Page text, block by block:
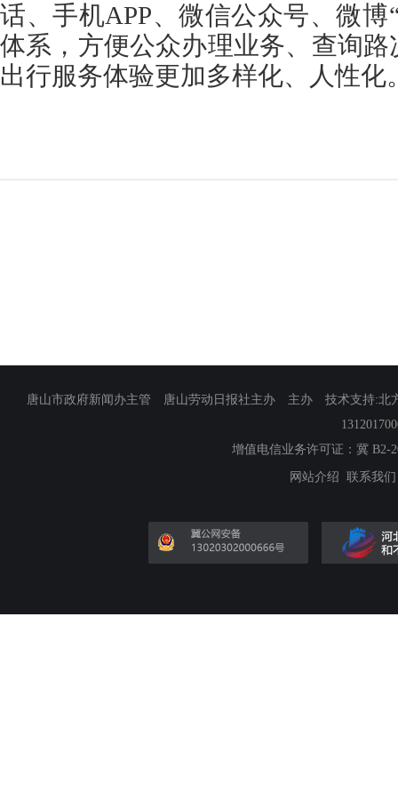
话、手机APP、微信公众号、微
体系，方便公众办理业务、查询
出行服务体验更加多样化、人性化
唐山市政府新闻办主管 唐山劳动日报社主办 主办 技术支持:北
增值电信业务许可证：冀 B2-
网站介绍 联系我们